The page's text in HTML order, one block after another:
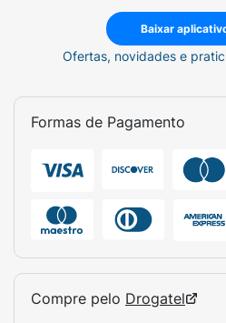
Baixar
Ofertas, novidades e
Formas de Pagamento
Compre pelo Drogatel